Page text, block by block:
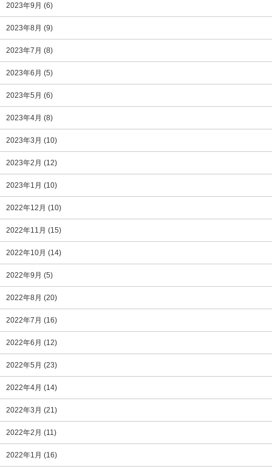
2023年9月 (6)
2023年8月 (9)
2023年7月 (8)
2023年6月 (5)
2023年5月 (6)
2023年4月 (8)
2023年3月 (10)
2023年2月 (12)
2023年1月 (10)
2022年12月 (10)
2022年11月 (15)
2022年10月 (14)
2022年9月 (5)
2022年8月 (20)
2022年7月 (16)
2022年6月 (12)
2022年5月 (23)
2022年4月 (14)
2022年3月 (21)
2022年2月 (11)
2022年1月 (16)